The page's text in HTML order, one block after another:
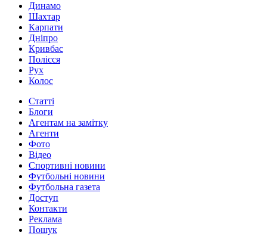
Динамо
Шахтар
Карпати
Дніпро
Кривбас
Полісся
Рух
Колос
Статті
Блоги
Агентам на замітку
Агенти
Фото
Відео
Спортивні новини
Футбольні новини
Футбольна газета
Доступ
Контакти
Реклама
Пошук